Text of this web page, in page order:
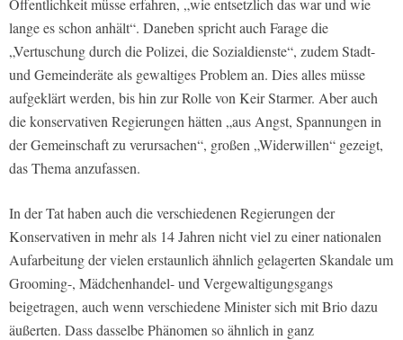
Öffentlichkeit müsse erfahren, „wie entsetzlich das war und wie
lange es schon anhält“. Daneben spricht auch Farage die
„Vertuschung durch die Polizei, die Sozialdienste“, zudem Stadt-
und Gemeinderäte als gewaltiges Problem an. Dies alles müsse
aufgeklärt werden, bis hin zur Rolle von Keir Starmer. Aber auch
die konservativen Regierungen hätten „aus Angst, Spannungen in
der Gemeinschaft zu verursachen“, großen „Widerwillen“ gezeigt,
das Thema anzufassen.
In der Tat haben auch die verschiedenen Regierungen der
Konservativen in mehr als 14 Jahren nicht viel zu einer nationalen
Aufarbeitung der vielen erstaunlich ähnlich gelagerten Skandale um
Grooming-, Mädchenhandel- und Vergewaltigungsgangs
beigetragen, auch wenn verschiedene Minister sich mit Brio dazu
äußerten. Dass dasselbe Phänomen so ähnlich in ganz